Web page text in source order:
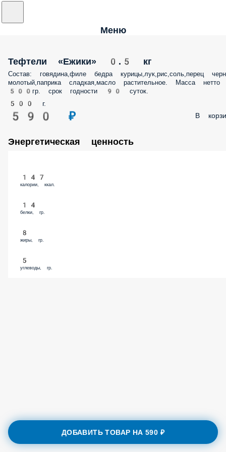
Меню
Тефтели «Ежики» 0.5 кг
Состав: говядина,филе бедра курицы,лук,рис,соль,перец
молотый,паприка сладкая,масло растительное. Масса нетто
500гр. срок годности 90 суток.
500 г.
590 ₽ В
Энергетическая ценность
147
калории, ккал.
14
белки, гр.
8
жиры, гр.
5
углеводы, гр.
ДОБАВИТЬ ТОВАР НА590 ₽